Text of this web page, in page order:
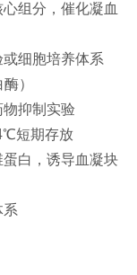
心组分，催化凝血
细胞培养体系
酶）
抑制实验
短期存放
白，诱导血凝块
系